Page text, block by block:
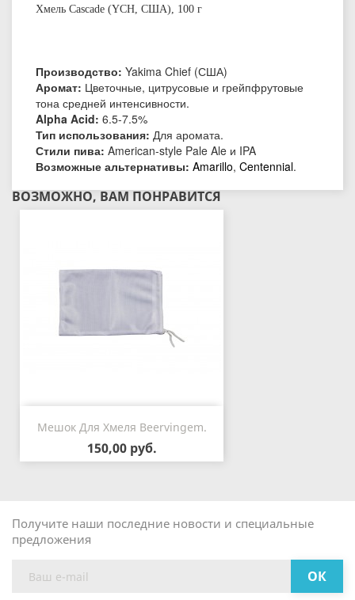
Хмель Cascade (YCH, США), 100 г
Производство: Yakima Chief (США)
Аромат: Цветочные, цитрусовые и грейпфрутовые
тона средней интенсивности.
Alpha Acid: 6.5-7.5%
Тип использования: Для аромата.
Стили пива: American-style Pale Ale и IPA
Возможные альтернативы: Amarillo, Centennial.
ВОЗМОЖНО, ВАМ ПОНРАВИТСЯ
Мешок Для Хмеля Beervingem.
150,00 руб.
Получите наши последние новости и специальные
предложения